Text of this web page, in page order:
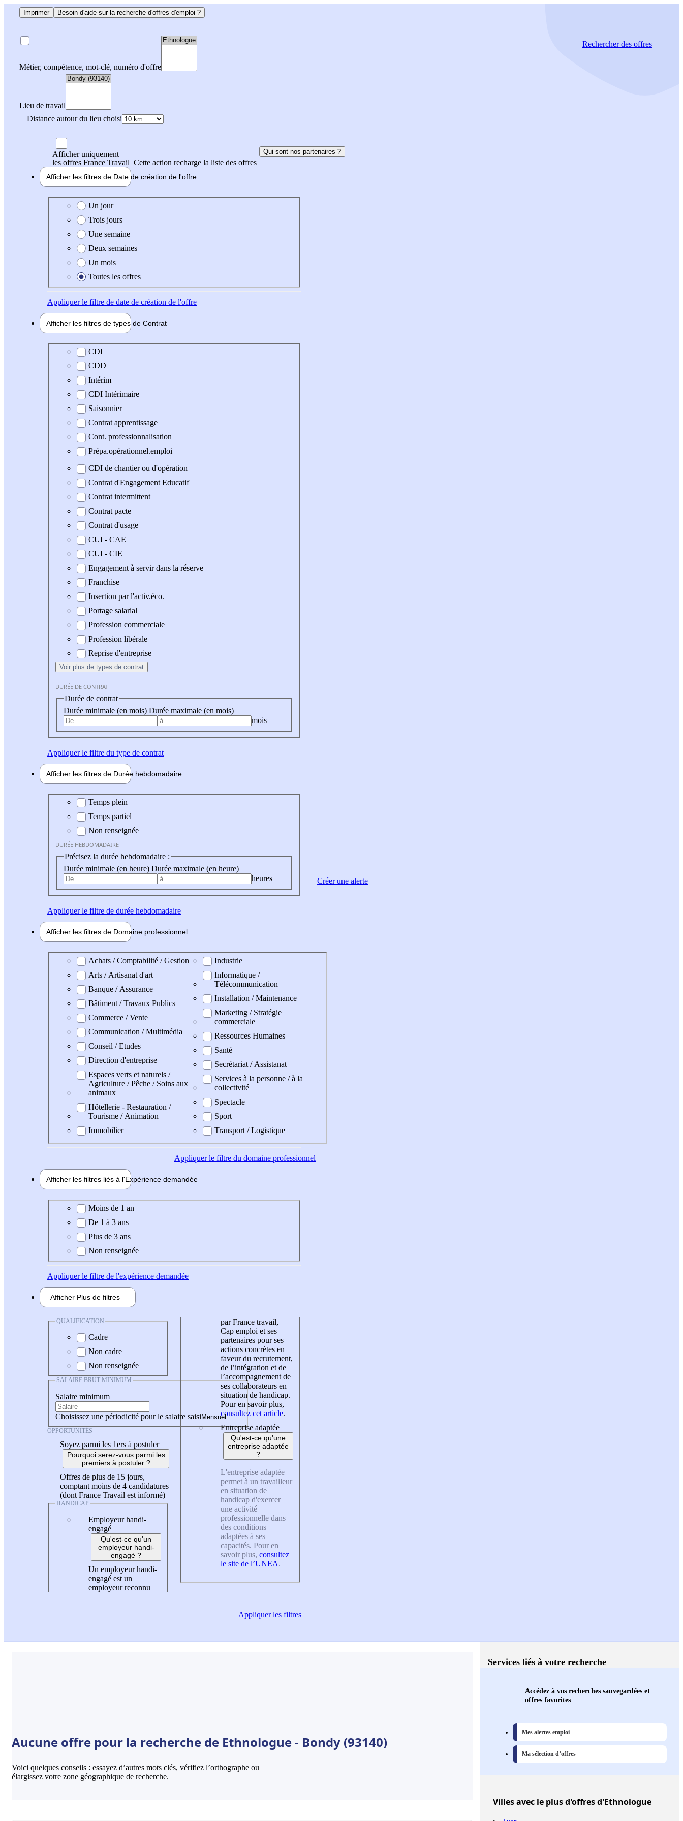
Imprimer Besoin d'aide sur la recherche d'offres d'emploi ?
Métier, compétence, mot-clé, numéro d'offre
Lieu de travail
Distance autour du lieu choisi
Rechercherdes offres
Afficher uniquement
les offres France Travail Cette action recharge la liste des offres
Qui sont nos partenaires ?
Afficher les filtres de Date de création de l'offre
Date de création de l'offre
Un jour
Trois jours
Une semaine
Deux semaines
Un mois
Toutes les offres
Appliquerle filtre de date de création de l'offre
Afficher les filtres de types de Contrat
Type de contrat
CDI
CDD
Intérim
CDI Intérimaire
Saisonnier
Contrat apprentissage
Cont. professionnalisation
Prépa.opérationnel.emploi
CDI de chantier ou d'opération
Contrat d'Engagement Educatif
Contrat intermittent
Contrat pacte
Contrat d'usage
CUI - CAE
CUI - CIE
Engagement à servir dans la réserve
Franchise
Insertion par l'activ.éco.
Portage salarial
Profession commerciale
Profession libérale
Reprise d'entreprise
Voir plus de types de contrat
DURÉE DE CONTRAT
Durée de contrat
Durée minimale (en mois) Durée maximale (en mois)
mois
Appliquerle filtre du type de contrat
Afficher les filtres de Durée hebdomadaire
Durée hebdomadaire
Temps plein
Temps partiel
Non renseignée
DURÉE HEBDOMADAIRE
Précisez la durée hebdomadaire :
Durée minimale (en heure) Durée maximale (en heure)
heures
Appliquerle filtre de durée hebdomadaire
Afficher les filtres de Domaine professionnel
Domaine professionel
Achats / Comptabilité / Gestion
Arts / Artisanat d'art
Banque / Assurance
Bâtiment / Travaux Publics
Commerce / Vente
Communication / Multimédia
Conseil / Etudes
Direction d'entreprise
Espaces verts et naturels /
Agriculture / Pêche / Soins aux
animaux
Hôtellerie - Restauration /
Tourisme / Animation
Immobilier
Industrie
Informatique /
Télécommunication
Installation / Maintenance
Marketing / Stratégie
commerciale
Ressources Humaines
Santé
Secrétariat / Assistanat
Services à la personne / à la
collectivité
Spectacle
Sport
Transport / Logistique
Appliquerle filtre du domaine professionnel
Afficher les filtres liés à l'Expérience demandée
Expérience demandée
Moins de 1 an
De 1 à 3 ans
Plus de 3 ans
Non renseignée
Appliquerle filtre de l'expérience demandée
Afficher Plus de filtres
QUALIFICATION
Cadre
Non cadre
Non renseignée
SALAIRE BRUT MINIMUM
Salaire minimum
Choisissez une périodicité pour le salaire saisi
OPPORTUNITÉS
Soyez parmi les 1ers à postuler
Pourquoi serez-vous parmi les
premiers à postuler ?
Offres de plus de 15 jours,
comptant moins de 4 candidatures
(dont France Travail est informé)
HANDICAP
Employeur handi-
engagé
Qu'est-ce qu'un
employeur handi-
engagé ?
Un employeur handi-
engagé est un
employeur reconnu
par France travail,
Cap emploi et ses
partenaires pour ses
actions concrètes en
faveur du recrutement,
de l’intégration et de
l’accompagnement de
ses collaborateurs en
situation de handicap.
Pour en savoir plus,
consultez cet article.
Entreprise adaptée
Qu'est-ce qu'une
entreprise adaptée
?
L'entreprise adaptée
permet à un travailleur
en situation de
handicap d'exercer
une activité
professionnelle dans
des conditions
adaptées à ses
capacités. Pour en
savoir plus, consultez
le site de l’UNEA.
Appliquerles filtres
Créer une alerte
Aucune offre pour la recherche de Ethnologue - Bondy (93140)
Voici quelques conseils : essayez d’autres mots clés, vérifiez l’orthographe ou
élargissez votre zone géographique de recherche.
Services liés à votre recherche
Accédez à vos recherches sauvegardées et
offres favorites
Mes alertes emploi
Ma sélection d’offres
Villesavec le plus d'offres d'Ethnologue